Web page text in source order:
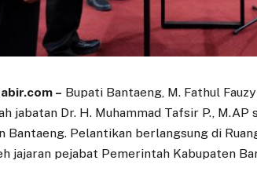
– Bupati Bantaeng, M. Fathul
jabatan Dr. H. Muhammad Tafsir P.,
Bantaeng. Pelantikan berlangsung di
jajaran pejabat Pemerintah Kabupaten